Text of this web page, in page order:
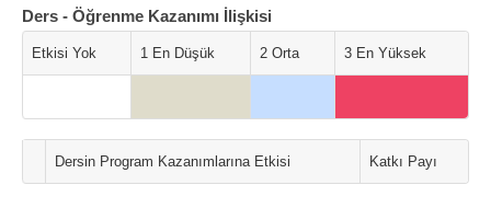
Ders - Öğrenme Kazanımı İlişkisi
Etkisi Yok 1 En Düşük 2 Orta 3 En Yüksek
Dersin Program Kazanımlarına Etkisi Katkı Payı